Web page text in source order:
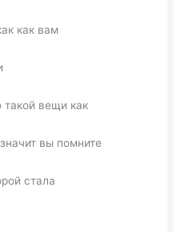
как вам
вещи как
вы помните
стала